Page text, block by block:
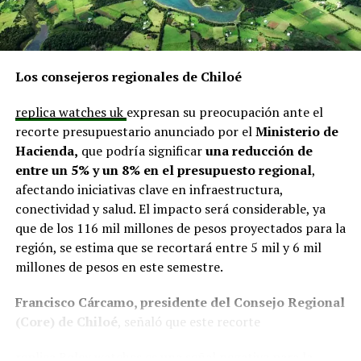
instituciones mencionadas ha informado si ha iniciado
procedimientos disciplinarios ni ha emitido
fiscalizaciones y solicitará antecedentes a cada
organismo involucrado para determinar las
responsabilidades administrativas correspondientes.
Los consejeros regionales de Chiloé
replica watches uk expresan su preocupación ante el
recorte presupuestario anunciado por elMinisterio de
Hacienda, que podría significaruna reducción de
entre un 5% y un 8% en el presupuesto regional,
afectando iniciativas clave en infraestructura,
conectividad y salud. El impacto será considerable, ya
que de los 116 mil millones de pesos proyectados para la
región, se estima que se recortará entre 5 mil y 6 mil
millones de pesos en este semestre.
Francisco Cárcamo, presidente del Consejo Regional
(Core) de Chiloé , señaló que este recorte